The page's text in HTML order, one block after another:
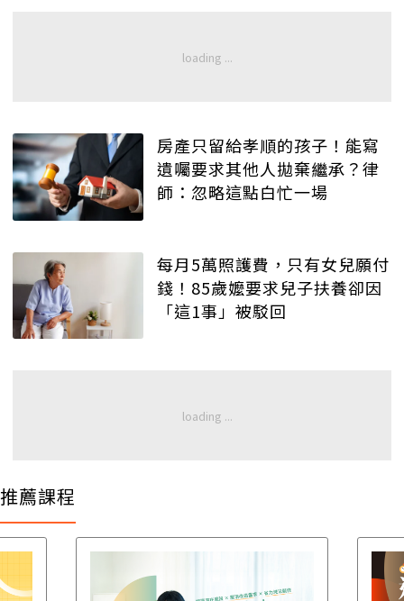
房產只留給孝順的孩子！能寫
遺囑要求其他人拋棄繼承？律
師：忽略這點白忙一場
每月5萬照護費，只有女兒願付
錢！85歲嬤要求兒子扶養卻因
「這1事」被駁回
推薦課程